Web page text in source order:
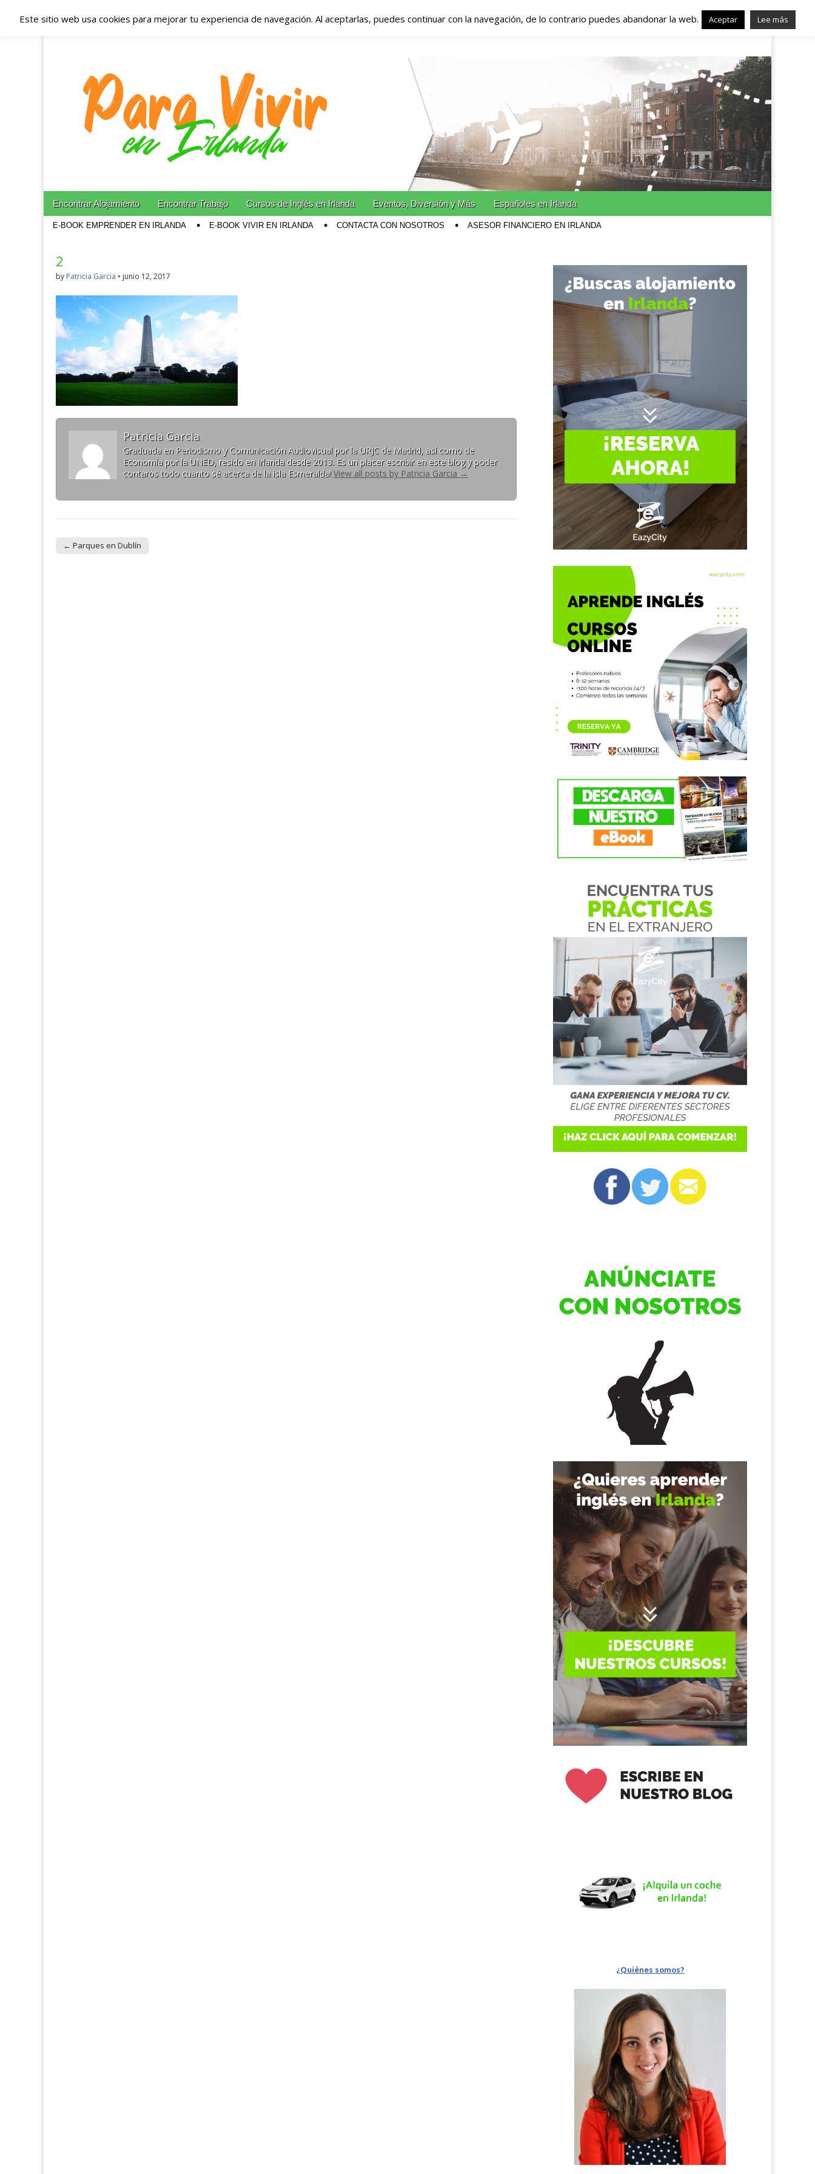
Españoles en Irlanda – Vivir en Irlanda – Trabajo en
Irlanda – Alojamiento en Irlanda
Blog dedicado a los que viven, estudian y trabajan en Irlanda!
Main menu
Skip to content
Encontrar Alojamiento Encontrar Trabajo Cursos de Inglés en Irlanda Eventos, Diversión y Más Españoles en Irlanda
E-BOOK EMPRENDER EN IRLANDA E-BOOK VIVIR EN IRLANDA CONTACTA CON NOSOTROS ASESOR FINANCIERO EN IRLANDA
2
by Patricia Garcia • junio 12, 2017
Patricia Garcia
Graduada en Periodismo y Comunicación Audiovisual por la URJC de Madrid, así como de
Economía por la UNED, resido en Irlanda desde 2013. Es un placer escribir en este blog y poder
contaros todo cuanto sé acerca de la isla Esmeralda! View all posts by Patricia Garcia →
← Parques en Dublín
¿Quiénes somos?
Este sitio web usa cookies para mejorar tu experiencia de navegación. Al aceptarlas, puedes continuar con la navegación, de lo contrario puedes abandonar la web. Aceptar Lee más